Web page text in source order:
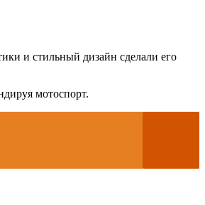
и стильный дизайн сделали его
мотоспорт.